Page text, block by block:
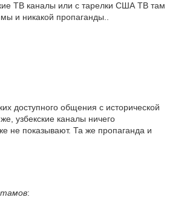
ТВ каналы или с тарелки США ТВ там
и никакой пропаганды..
доступного общения с исторической
узбекские каналы ничего
не показывают. Та же пропаганда и
: